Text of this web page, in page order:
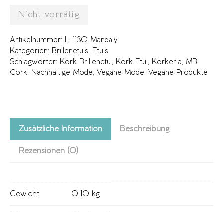
Nicht vorrätig
Artikelnummer:
L-1130 Mandaly
Kategorien: Brillenetuis
Etuis
Schlagwörter: Kork Brillenetui Kork Etui Korkeria
MB
Cork
Nachhaltige Mode Vegane Mode Vegane Produkte
Zusätzliche Information Beschreibung
Rezensionen (0)
Gewicht 0.10 kg